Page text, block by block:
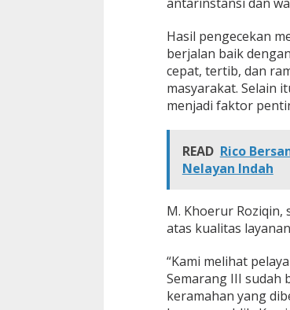
u
l
i
t
a
s
d
a
m
s
K
o
a
e
m
Hasil pengecekan
berjalan baik
cepat, tertib, dan
masyarakat. Selain
menjadi faktor
READ Rico
Nelayan Indah
M. Khoerur Roziqin,
atas kualitas
“Kami melihat
Semarang III sudah
keramahan yang